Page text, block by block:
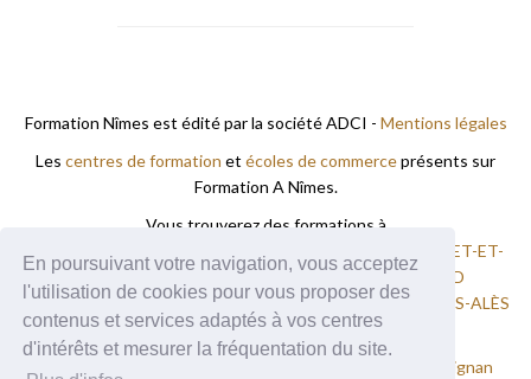
En poursuivant votre navigation, vous acceptez
l'utilisation de cookies pour vous proposer des
contenus et services adaptés à vos centres
d'intérêts et mesurer la fréquentation du site.
Formation Nîmes est édité par la société ADCI - Mentions légales
Les centres de formation et écoles de commerceprésents sur
Formation A Nîmes.
Vous trouverez des formations à
BOISSET-ET-
GAUJAC GALLARGUES-LE-MONTUEUX MILHAUD
MONOBLET NIMES RODILHAN SAINT-CHRISTOL-LÈS-ALÈS
SOMMIÈRES UZÈS
Formation Perpignan